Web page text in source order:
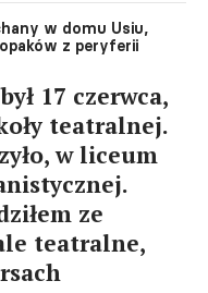
w domu Usiu,
z peryferii
17 czerwca,
teatralnej.
w liceum
ze
teatralne,